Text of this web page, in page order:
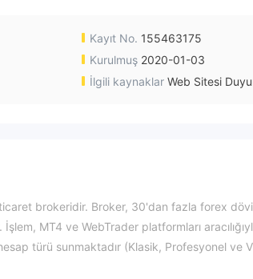
Kayıt No. 155463175
Kurulmuş 2020-01-03
İlgili kaynaklar Web Sitesi
brokeridir. Broker, 30'dan fazla forex
MT4 ve WebTrader platformları
türü sunmaktadır (Klasik, Profesyonel ve